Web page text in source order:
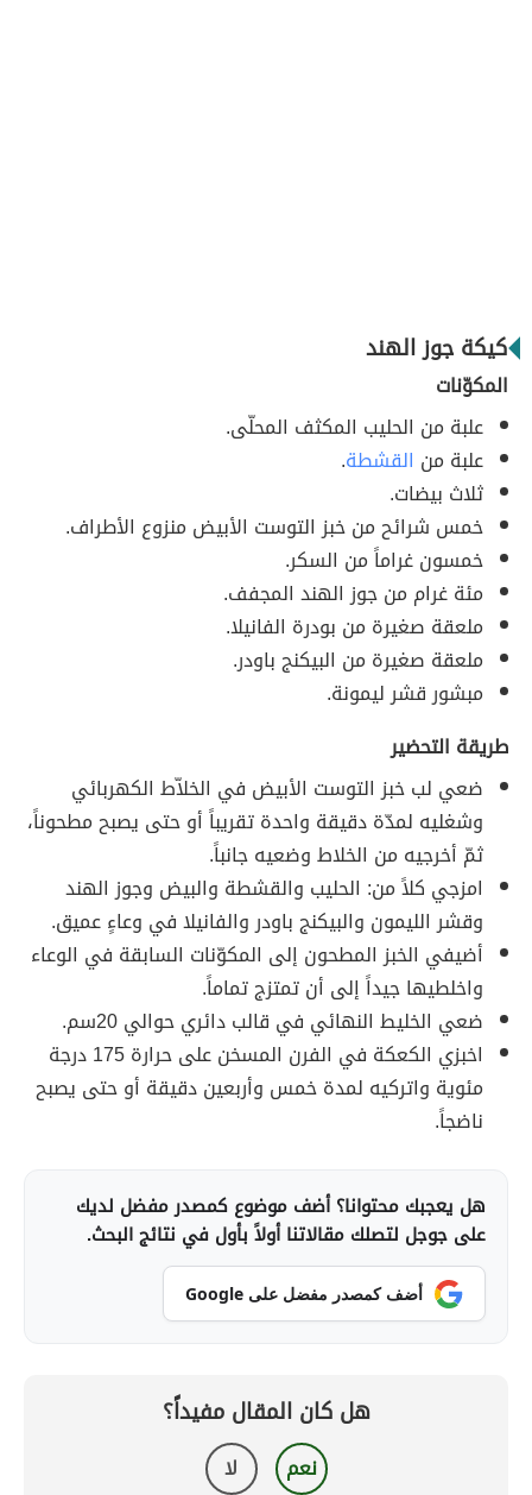
كيكة جوز الهند
المكوّنات
علبة من الحليب المكثف المحلّى.
علبة من القشطة.
ثلاث بيضات.
خمس شرائح من خبز التوست الأبيض منزوع الأطراف.
خمسون غراماً من السكر.
مئة غرام من جوز الهند المجفف.
ملعقة صغيرة من بودرة الفانيلا.
ملعقة صغيرة من البيكنج باودر.
مبشور قشر ليمونة.
طريقة التحضير
ضعي لب خبز التوست الأبيض في الخلاّط الكهربائي
وشغليه لمدّة دقيقة واحدة تقريباً أو حتى يصبح مطحوناً،
ثمّ أخرجيه من الخلاط وضعيه جانباً.
امزجي كلاً من: الحليب والقشطة والبيض وجوز الهند
وقشر الليمون والبيكنج باودر والفانيلا في وعاءٍ عميق.
أضيفي الخبز المطحون إلى المكوّنات السابقة في الوعاء
واخلطيها جيداً إلى أن تمتزج تماماً.
ضعي الخليط النهائي في قالب دائري حوالي 20سم.
اخبزي الكعكة في الفرن المسخن على حرارة 175 درجة
مئوية واتركيه لمدة خمس وأربعين دقيقة أو حتى يصبح
ناضجاً.
هل يعجبك محتوانا؟ أضف موضوع كمصدر مفضل لديك
على جوجل لتصلك مقالاتنا أولاً بأول في نتائج البحث.
أضف كمصدر مفضل على Google
هل كان المقال مفيداً؟
نعم لا